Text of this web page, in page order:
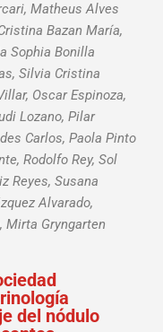
Matheus Alves
Bazan María,
Sophia Bonilla
Silvia Cristina
Oscar Espinoza,
Lozano, Pilar
Carlos, Paola Pinto
Rodolfo Rey, Sol
Reyes, Susana
Alvarado,
Mirta Gryngarten
del nódulo